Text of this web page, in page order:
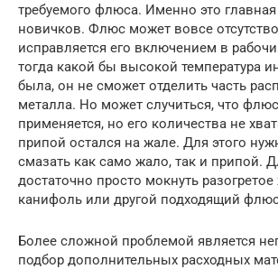
требуемого флюса. Именно это
новичков. Флюс может вовсе
исправляется его включением в
тогда какой бы высокой температура
была, он не сможет отделить часть
металла. Но может случиться, что
применяется, но его количества не
припой остался на жале. Для этого
смазать как само жало, так и припой.
достаточно просто мокнуть
канифоль или другой подходящий
Более сложной проблемой является
подбор дополнительных расходных